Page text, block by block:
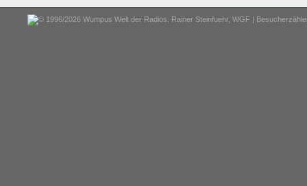
© 1996/2026 Wumpus Welt der Radios. Rainer Steinfuehr, WGF |